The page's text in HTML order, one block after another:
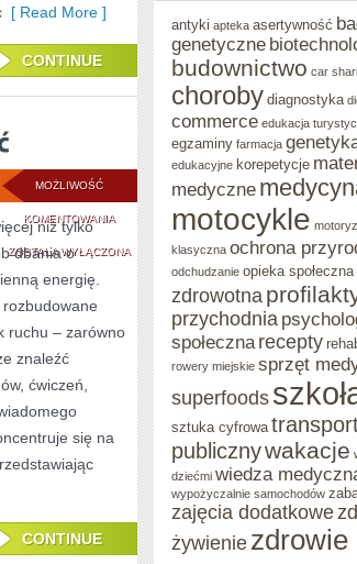
[ Read More ]
CONTINUE
MOŻLIWOŚĆ
KOMENTOWANIAKARDIO
I
WYTRZYMAŁOŚĆ
ZOSTAŁA WYŁĄCZONA
niż tylko
dbania o
energię.
ruchu – zarówno
znaleźć
ćwiczeń,
się na
CONTINUE
antyki apteka asertywność
genetyczne
budownictwo car
choroby diagnostyka
commerce edukacja
egzaminy farmacja
edukacyjne korepetycje
medyczne
motocykle
klasyczna ochrona
odchudzanie opieka społeczna
zdrowotna
przychodnia
społeczna recepty
rowery miejskie sprzęt
superfoods
sztuka cyfrowa
publicznywakacje
dziećmi wiedza
wypożyczalnie samochodów
zajęcia dodatkowe
żywienie zdrowie